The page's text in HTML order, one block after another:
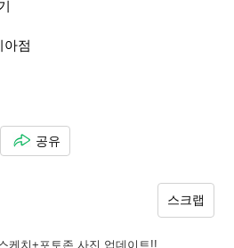
아점
공유
스크랩
케치+포토존 사진 업데이트!!